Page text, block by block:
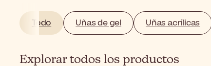
Todo Uñas de gel Uñas acrílicas
Explorar todos los productos